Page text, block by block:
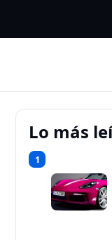
Lo más
1